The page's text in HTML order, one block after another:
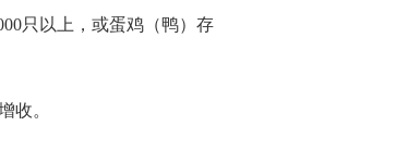
只以上，或蛋鸡（鸭）存
收。